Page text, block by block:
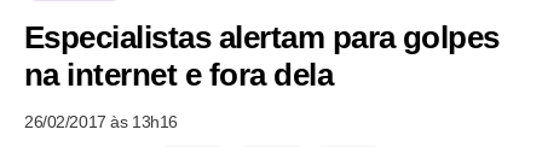
Especialistas alertam para golpes
na internet e fora dela
26/02/2017 às 13h16